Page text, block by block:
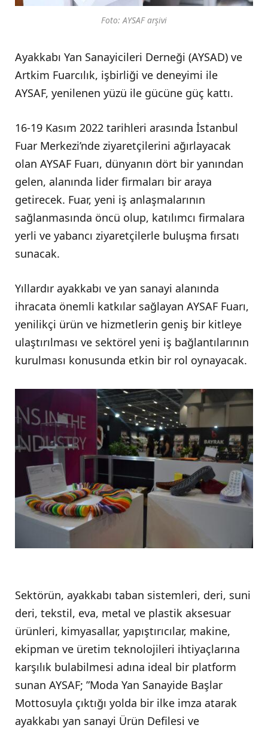
Foto: AYSAF arşivi
Ayakkabı Yan Sanayicileri Derneği (AYSAD) ve
Artkim Fuarcılık, işbirliği ve deneyimi ile
AYSAF, yenilenen yüzü ile gücüne güç kattı.
16-19 Kasım 2022 tarihleri arasında İstanbul
Fuar Merkezi’nde ziyaretçilerini ağırlayacak
olan AYSAF Fuarı, dünyanın dört bir yanından
gelen, alanında lider firmaları bir araya
getirecek. Fuar, yeni iş anlaşmalarının
sağlanmasında öncü olup, katılımcı firmalara
yerli ve yabancı ziyaretçilerle buluşma fırsatı
sunacak.
Yıllardır ayakkabı ve yan sanayi alanında
ihracata önemli katkılar sağlayan AYSAF Fuarı,
yenilikçi ürün ve hizmetlerin geniş bir kitleye
ulaştırılması ve sektörel yeni iş bağlantılarının
kurulması konusunda etkin bir rol oynayacak.
Sektörün, ayakkabı taban sistemleri, deri, suni
deri, tekstil, eva, metal ve plastik aksesuar
ürünleri, kimyasallar, yapıştırıcılar, makine,
ekipman ve üretim teknolojileri ihtiyaçlarına
karşılık bulabilmesi adına ideal bir platform
sunan AYSAF; ”Moda Yan Sanayide Başlar
Mottosuyla çıktığı yolda bir ilke imza atarak
ayakkabı yan sanayi Ürün Defilesi ve